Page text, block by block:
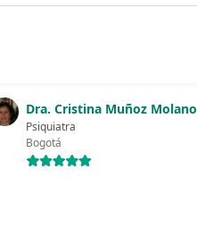
Dra. Cristina Muñoz Molano
Psiquiatra
Bogotá